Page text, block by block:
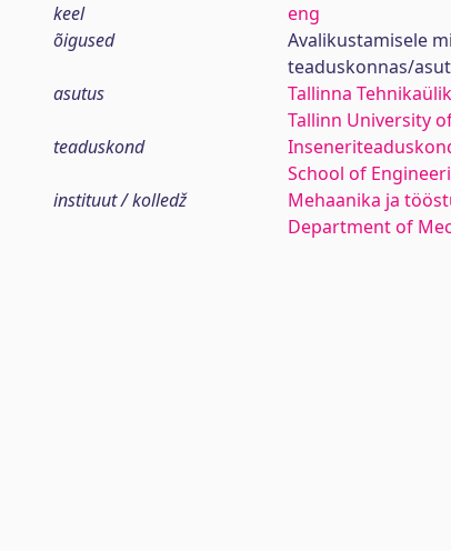
keel
eng
õigused
Avalikustamisele
teaduskonnas/
asutus
Tallinna
Tallinn University
teaduskond
School of
instituut / kolledž
Mehaanika ja
Department of